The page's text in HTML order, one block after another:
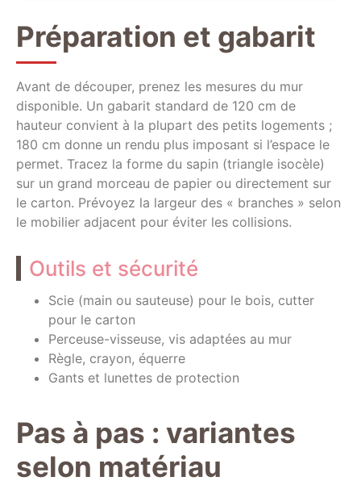
Préparation et gabarit
Avant de découper, prenez les mesures du mur
disponible. Un gabarit standard de 120 cm de
hauteur convient à la plupart des petits logements ;
180 cm donne un rendu plus imposant si l’espace le
permet. Tracez la forme du sapin (triangle isocèle)
sur un grand morceau de papier ou directement sur
le carton. Prévoyez la largeur des « branches » selon
le mobilier adjacent pour éviter les collisions.
Outils et sécurité
Scie (main ou sauteuse) pour le bois, cutter
pour le carton
Perceuse-visseuse, vis adaptées au mur
Règle, crayon, équerre
Gants et lunettes de protection
Pas à pas : variantes
selon matériau